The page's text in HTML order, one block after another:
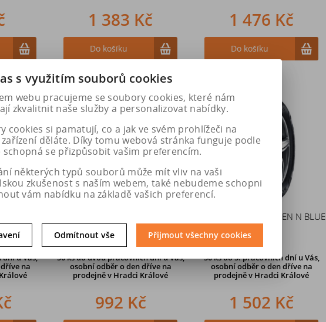
1 383 Kč
Do košíku
1 476 Kč
Do košíku
GL
u Vás,
na
4SEASON
50 ksdo dvou pracovních dní u Vás,
osobní odběr o den dřívena
prodejně v Hradci Králové
992 Kč
205/55 R16 91V NEXEN N BLUE
S
50 ksdo 5. pracovních dní u Vás,
osobní odběr o den dříve na
prodejněv Hradci Králové
1 502 Kč
s využitím souborů cookies
webu pracujeme se soubory cookies, které nám
zkvalitnit naše služby a personalizovat nabídky.
cookies si pamatují, co a jak ve svém prohlížeči na
děláte. Díky tomu webová stránka funguje podle
schopná se přizpůsobit vašim preferencím.
některých typů souborů může mít vliv na vaši
zkušenost s naším webem, také nebudeme schopni
vám nabídku na základě vašich preferencí.
Odmítnout vše Přijmout všechny cookies